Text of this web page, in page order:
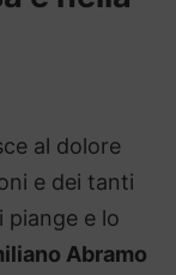
al dolore
e dei tanti
piange e lo
Abramo